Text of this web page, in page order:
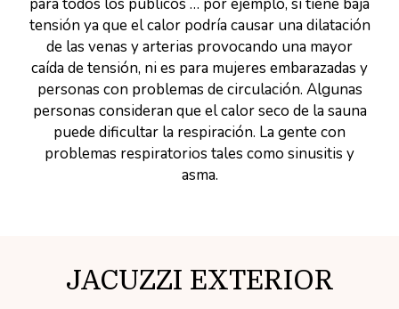
tensión ya que el calor podría causar una dilatación
de las venas y arterias provocando una mayor
caída de tensión, ni es para mujeres embarazadas y
personas con problemas de circulación. Algunas
personas consideran que el calor seco de la sauna
puede dificultar la respiración. La gente con
problemas respiratorios tales como sinusitis y
asma.
JACUZZI EXTERIOR